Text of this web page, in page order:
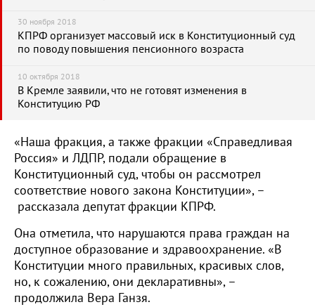
30 ноября 2018
КПРФ организует массовый иск в Конституционный суд
по поводу повышения пенсионного возраста
10 октября 2018
В Кремле заявили, что не готовят изменения в
Конституцию РФ
«Наша фракция, а также фракции «Справедливая
Россия» и ЛДПР, подали обращение в
Конституционный суд, чтобы он рассмотрел
соответствие нового закона Конституции», –
рассказала депутат фракции КПРФ.
Она отметила, что нарушаются права граждан на
доступное образование и здравоохранение. «В
Конституции много правильных, красивых слов,
но, к сожалению, они декларативны», –
продолжила Вера Ганзя.